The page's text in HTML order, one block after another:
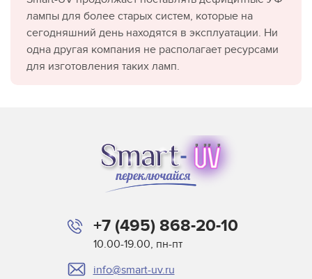
лампы для более старых систем, которые на
сегодняшний день находятся в эксплуатации. Ни
одна другая компания не располагает ресурсами
для изготовления таких ламп.
+7 (495) 868-20-10
10.00-19.00, пн-пт
info@smart-uv.ru